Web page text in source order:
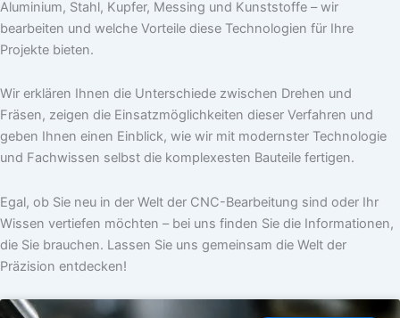
Aluminium, Stahl, Kupfer, Messing und Kunststoffe – wir
bearbeiten und welche Vorteile diese Technologien für Ihre
Projekte bieten.
Wir erklären Ihnen die Unterschiede zwischen Drehen und
Fräsen, zeigen die Einsatzmöglichkeiten dieser Verfahren und
geben Ihnen einen Einblick, wie wir mit modernster Technologie
und Fachwissen selbst die komplexesten Bauteile fertigen.
Egal, ob Sie neu in der Welt der CNC-Bearbeitung sind oder Ihr
Wissen vertiefen möchten – bei uns finden Sie die Informationen,
die Sie brauchen. Lassen Sie uns gemeinsam die Welt der
Präzision entdecken!